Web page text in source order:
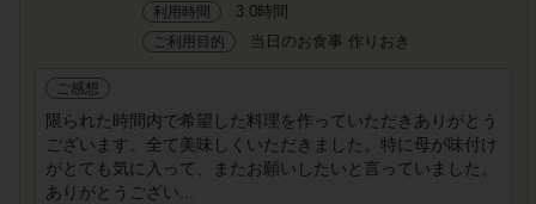
利用時間 3.0時間
ご利用目的 当日のお食事 作りおき
ご感想
限られた時間内で希望した料理を作っていただきありがとう
ございます。全て美味しくいただきました。特に母が味付け
がとても気に入って、またお願いしたいと言っていました。
ありがとうござい...